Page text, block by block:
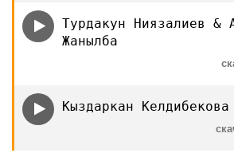
Турдакун Ниязалиев &
Жанылба
Кыздаркан